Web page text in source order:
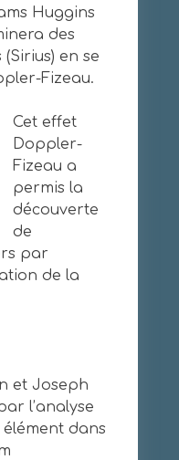
Huggins
des
(Sirius) en se
Fizeau.
Cet effet
Doppler-
Fizeau a
permis la
découverte
de
par
de la
et Joseph
l’analyse
dans